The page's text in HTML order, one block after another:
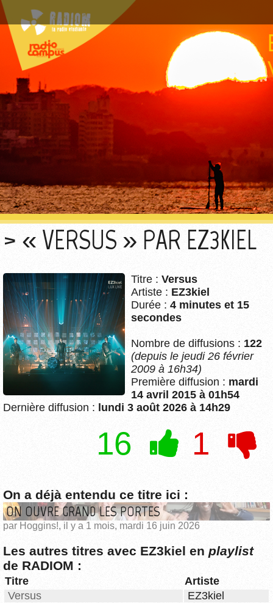
« VERSUS » PAR EZ3KIEL
Titre : Versus
Artiste : EZ3kiel
Durée : 4 minutes et 15
secondes
Nombre de diffusions : 122
(depuis le jeudi 26 février
2009 à 16h34)
Première diffusion : mardi
14 avril 2015 à 01h54
Dernière diffusion : lundi 3 août 2026 à 14h29
16 1
On a déjà entendu ce titre ici :
ON OUVRE GRAND LES PORTES
par Hoggins!, il y a 1 mois, mardi 16 juin 2026
Les autres titres avec EZ3kiel en playlist
de RADIOM :
Titre
Artiste
Versus
EZ3kiel